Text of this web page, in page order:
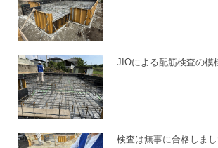
JIOによる配筋検査の模
検査は無事に合格しま